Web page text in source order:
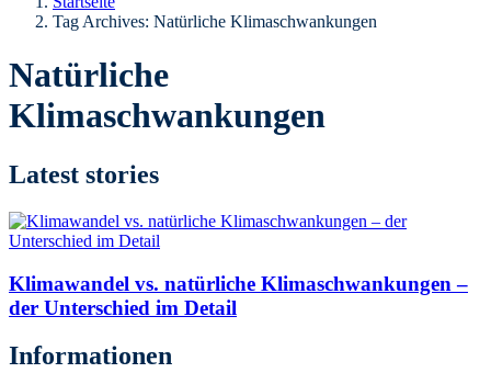
Tag Archives: Natürliche Klimaschwankungen
Natürliche
Klimaschwankungen
Latest stories
Klimawandel vs. natürliche Klimaschwankungen –
der Unterschied im Detail
Informationen